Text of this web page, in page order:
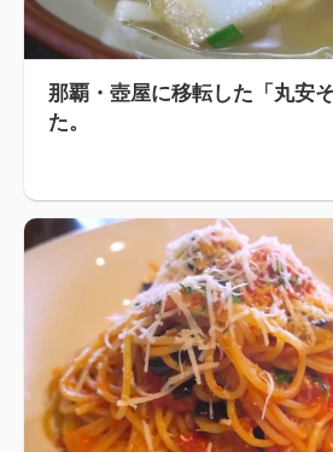
那覇・壺屋に移転した「丸安
た。